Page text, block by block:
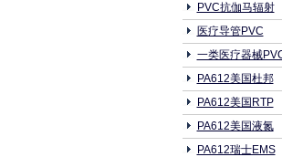
PVC抗伽马辐射
医疗导管PVC
一类医疗器械
PA612美国杜邦
PA612美国RTP
PA612美国液氮
PA612瑞士EMS